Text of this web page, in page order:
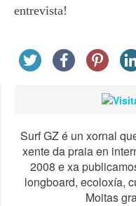
entrevista!
Surf GZ é un xornal
xente da praia en
2008 e xa
longboard, ecoloxía,
Moitas